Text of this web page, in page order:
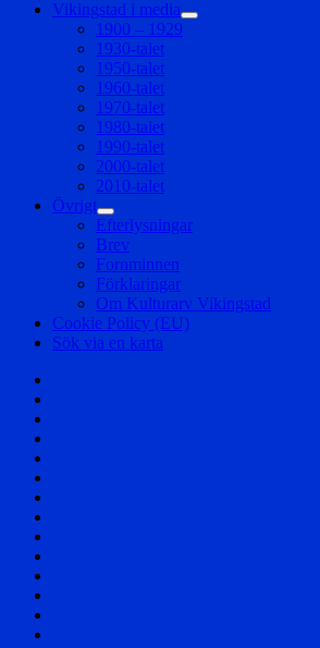
Vikingstad i media
expandera
1900 – 1929
1930-talet
1950-talet
1960-talet
1970-talet
1980-talet
1990-talet
2000-talet
2010-talet
Övrigt
expandera
undermeny
Efterlysningar
Brev
Fornminnen
Förklaringar
Om Kulturarv Vikingstad
Cookie Policy (EU)
Sök via en karta